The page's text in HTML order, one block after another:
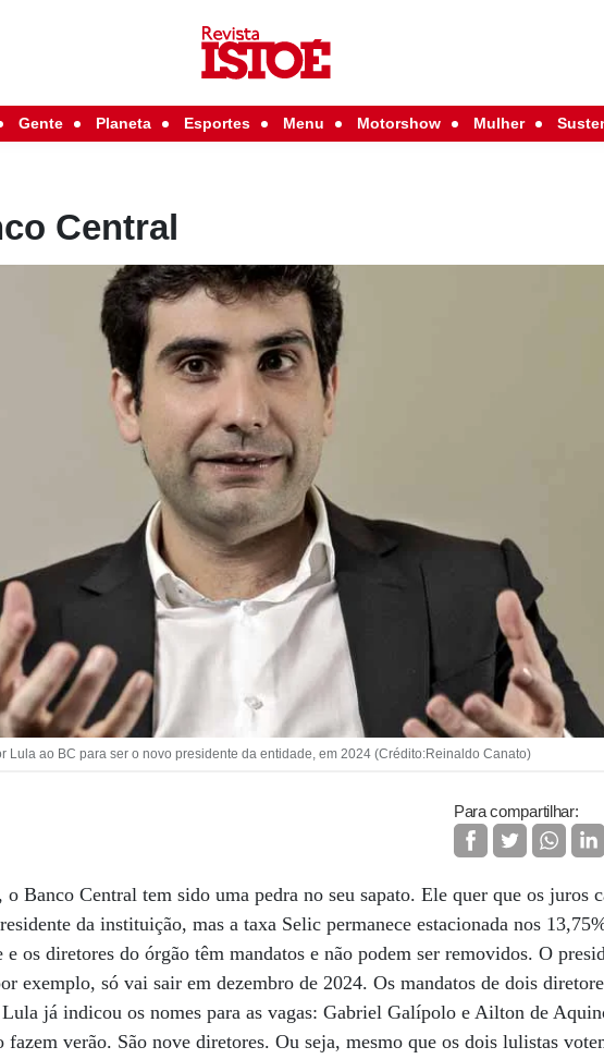
Gente Planeta Esportes Menu Motorshow Mulher
Central
Lula ao BC para ser o novo presidente da entidade, em 2024 (Crédito:Reinaldo Canato)
Para compartilhar:
o Banco Central tem sido uma pedra no seu sapato. Ele quer que os juros
da instituição, mas a taxa Selic permanece estacionada nos
e os diretores do órgão têm mandatos e não podem ser removidos. O
exemplo, só vai sair em dezembro de 2024. Os mandatos de dois
já indicou os nomes para as vagas: Gabriel Galípolo e Ailton de
fazem verão. São nove diretores. Ou seja, mesmo que os dois lulistas